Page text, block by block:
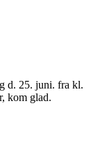
d. 25. juni. fra kl.
kom glad.